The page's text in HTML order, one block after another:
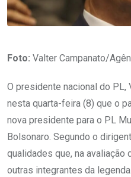
Foto: Valter Campanato/
O presidente nacional do PL,
nesta quarta-feira (8) que o
nova presidente para o PL
Bolsonaro. Segundo o
qualidades que, na avaliação
outras integrantes da legenda.